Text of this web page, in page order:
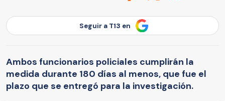
Seguir a T13 en
Ambos funcionarios policiales cumplirán la
medida durante 180 días al menos, que fue el
plazo que se entregó para la investigación.